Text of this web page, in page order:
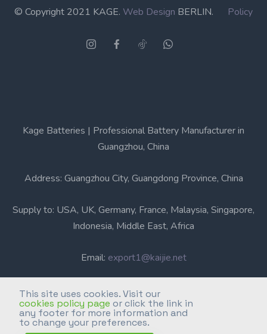
This site uses cookies. Visit our
cookies policy page or click the link in
any footer for more information and
to change your preferences.
© Copyright 2021 KAGE. Web Design BERLIN. Policy
Kage Batteries | Professional Battery Manufacturer in
Guangzhou, China
Address: Guangzhou City, Guangdong Province, China
Supply to: USA, UK, Germany, France, Malaysia, Singapore,
Indonesia, Middle East, Africa
Email: export1@kaijie.net
Phone: +86-20-6631 3366
Professional Battery Manufacturer in Guangzhou, China.